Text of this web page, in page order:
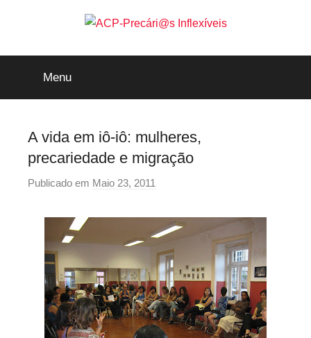
ACP-
Precári@s
Inflexíveis
Menu
A vida em iô-iô: mulheres,
precariedade e migração
Publicado em Maio 23, 2011
r
p
r
e
c
a
r